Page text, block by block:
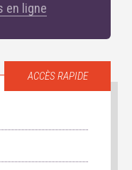
en ligne
ACCÈS RAPIDE